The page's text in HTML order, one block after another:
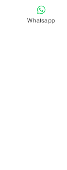
einer tiefen
und
Whatsapp